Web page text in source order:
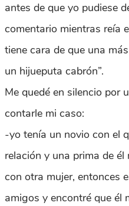
antes de que yo pudiese
comentario mientras reía
tiene cara de que una
un hijueputa cabrón”.
Me quedé en silencio por
contarle mi caso:
-yo tenía un novio con el
relación y una prima de
con otra mujer, entonces
amigos y encontré que él